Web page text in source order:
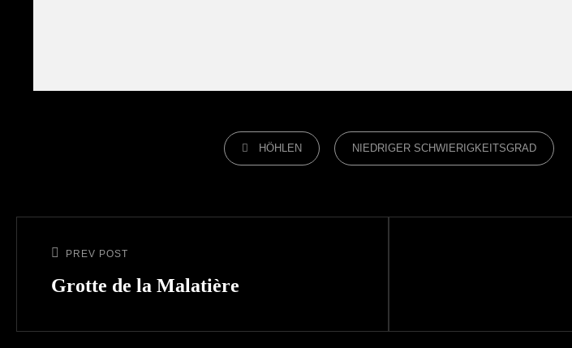
CATEGORIES
HÖHLEN NIEDRIGER SCHWIERIGKEITSGRAD
Previous
Post
PREV POST
Grotte de la Malatière